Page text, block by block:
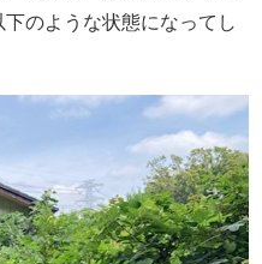
のような状態になってし